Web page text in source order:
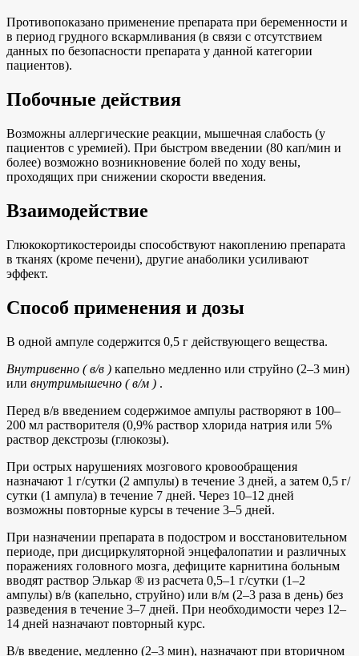
Противопоказано применение препарата при беременности и
в период грудного вскармливания (в связи с отсутствием
данных по безопасности препарата у данной категории
пациентов).
Побочные действия
Возможны аллергические реакции, мышечная слабость (у
пациентов с уремией). При быстром введении (80 кап/мин и
более) возможно возникновение болей по ходу вены,
проходящих при снижении скорости введения.
Взаимодействие
Глюкокортикостероиды способствуют накоплению препарата
в тканях (кроме печени), другие анаболики усиливают
эффект.
Способ применения и дозы
В одной ампуле содержится 0,5 г действующего вещества.
Внутривенно ( в/в ) капельно медленно или струйно (2–3 мин)
или внутримышечно ( в/м ) .
Перед в/в введением содержимое ампулы растворяют в 100–
200 мл растворителя (0,9% раствор хлорида натрия или 5%
раствор декстрозы (глюкозы).
При острых нарушениях мозгового кровообращения
назначают 1 г/сутки (2 ампулы) в течение 3 дней, а затем 0,5 г/
сутки (1 ампула) в течение 7 дней. Через 10–12 дней
возможны повторные курсы в течение 3–5 дней.
При назначении препарата в подостром и восстановительном
периоде, при дисциркуляторной энцефалопатии и различных
поражениях головного мозга, дефиците карнитина больным
вводят раствор Элькар ® из расчета 0,5–1 г/сутки (1–2
ампулы) в/в (капельно, струйно) или в/м (2–3 раза в день) без
разведения в течение 3–7 дней. При необходимости через 12–
14 дней назначают повторный курс.
В/в введение, медленно (2–3 мин), назначают при вторичном